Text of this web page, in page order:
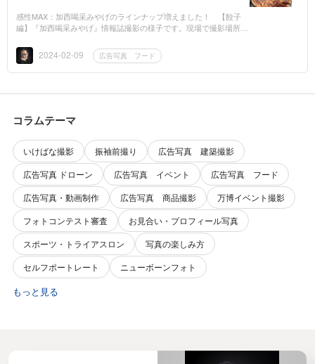
感性MAX：加西喝采みやげのラインナップ増えました！ 【餃子
編】『加西喝采みやげ』情報誌撮影の様子です。現場で撮影場所を
流？ カメラマン兼...
2024-02-09 広告写真 フード
コラムテーマ
いけばな撮影 振袖前撮り
広告写真 建築撮影
広告写真 ドローン
広告写真 イベント
広告写真 フード
広告写真・動画制作
広告写真 商品撮影
万博イベント撮影
フォトコンテスト審査
お見合い・プロフィール写真
スポーツ・トライアスロン
写真の楽しみ方
セルフポートレート
ニューボーンフォト
もっと見る